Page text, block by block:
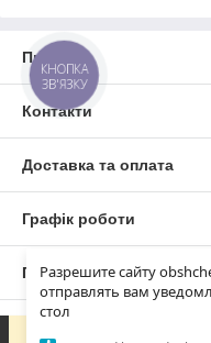
Разрешите сайту
отправлять вам
стол
Про нас
Контакти
Доставка та оплата
Графік роботи
Повна версія сайту
КНОПКА
ЗВ'ЯЗКУ